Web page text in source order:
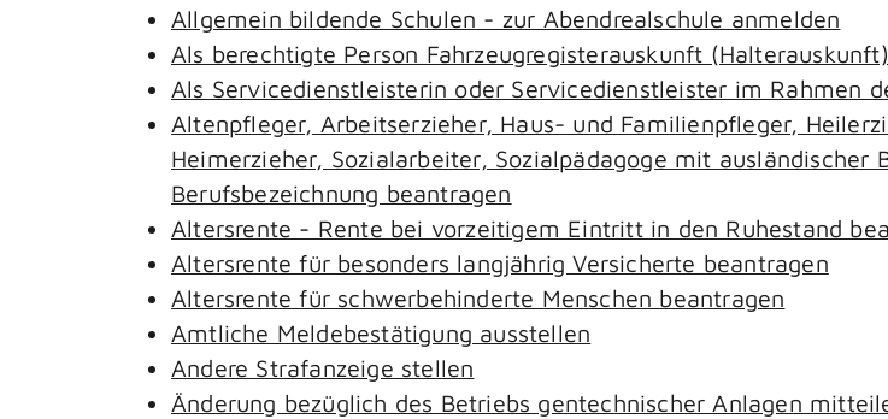
Allgemein bildende Schulen - zur Abendrealschule anmelden
Als berechtigte Person Fahrzeugregisterauskunft
Als Servicedienstleisterin oder Servicedienstleister im Rahmen
Altenpfleger, Arbeitserzieher, Haus- und Familienpfleger,
Heimerzieher, Sozialarbeiter, Sozialpädagoge mit ausländischer
Berufsbezeichnung beantragen
Altersrente - Rente bei vorzeitigem Eintritt in den Ruhestand
Altersrente für besonders langjährig Versicherte beantragen
Altersrente für schwerbehinderte Menschen beantragen
Amtliche Meldebestätigung ausstellen
Andere Strafanzeige stellen
Änderung bezüglich des Betriebs gentechnischer Anlagen